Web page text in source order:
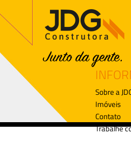
Sobre a
Imóveis
Contato
Trabalhe